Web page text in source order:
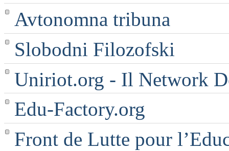
Avtonomna tribuna
Slobodni Filozofski
Uniriot.org - Il Network
Edu-Factory.org
Front de Lutte pour